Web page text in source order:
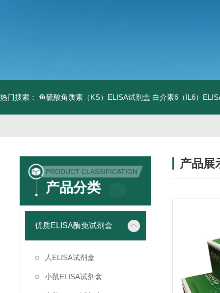
热门搜索： 鱼硫酸角质素（KS）ELISA试剂盒 白介素6（IL6）
PRODUCT CLASSIFICATION
产品分类
优质ELISA酶免试剂盒
人ELISA试剂盒
小鼠ELISA试剂盒
产品展